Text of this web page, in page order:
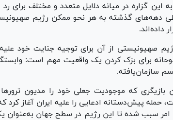
این گزاره در میانه دلایل متعدد و مختلف برای
دهه‌های گذشته به هر نحو ممکن رژیم
داده‌اند.
صهیونیستی از آن برای توجیه جنایت خود
برای بزک کردن یک واقعیت مهم است:
سازمان‌یافته.
بازیگری که موجودیت جعلی خود را مدیون
پیش‌دستانه ادعایی را علیه ایران آغاز کرد
سبب شده تا این رژیم در سطح جهان به‌عنوان